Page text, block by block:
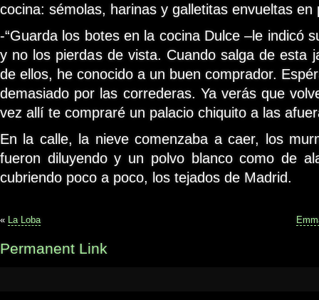
cocina: sémolas, harinas y galletitas envueltas en
-“Guarda los botes en la cocina Dulce –le indicó
y no los pierdas de vista. Cuando salga de esta
de ellos, he conocido a un buen comprador.
demasiado por las correderas. Ya verás que
vez allí te compraré un palacio chiquito a las
En la calle, la nieve comenzaba a caer, los
fueron diluyendo y un polvo blanco como de
cubriendo poco a poco, los tejados de Madrid.
« La Loba
Permanent Link